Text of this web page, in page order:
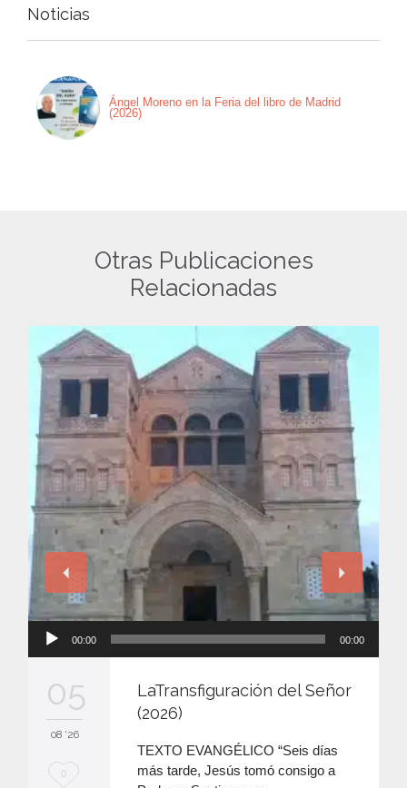
Noticias
Ángel Moreno en la Feria del libro de Madrid
(2026)
Otras Publicaciones
Relacionadas
00:00 00:00
05
08 '26
M
0
LaTransfiguración del Señor
(2026)
TEXTO EVANGÉLICO “Seis días
más tarde, Jesús tomó consigo a